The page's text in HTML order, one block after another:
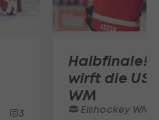
3
Halbfinale!
wirft die
WM
Eishockey WM